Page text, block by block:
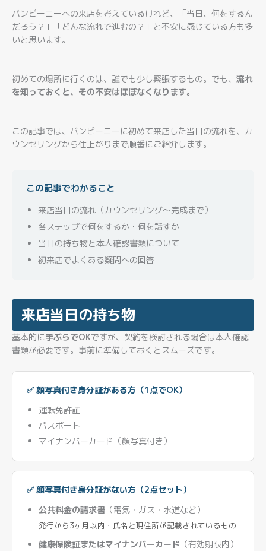
バンビーニーへの来店を考えているけれど、「当日、何をするん
だろう？」「どんな流れで進むの？」と不安に感じている方も多
いと思います。
初めての場所に行くのは、誰でも少し緊張するもの。でも、 流れ
を知っておくと、その不安はほぼなくなります。
この記事では、バンビーニーに初めて来店した当日の流れを、カ
ウンセリングから仕上がりまで順番にご紹介します。
この記事でわかること
来店当日の流れ（カウンセリング〜完成まで）
各ステップで何をするか・何を話すか
当日の持ち物と本人確認書類について
初来店でよくある疑問への回答
来店当日の持ち物
基本的に手ぶらでOKですが、契約を検討される場合は本人確認
書類が必要です。事前に準備しておくとスムーズです。
✅ 顔写真付き身分証がある方（1点でOK）
運転免許証
パスポート
マイナンバーカード（顔写真付き）
✅ 顔写真付き身分証がない方（2点セット）
公共料金の請求書 （電気・ガス・水道など）
発行から3ヶ月以内・氏名と現住所が記載されているもの
健康保険証またはマイナンバーカード （有効期限内）